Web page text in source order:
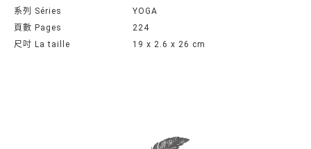
系列 Séries
YOGA
頁數 Pages
224
尺吋 La taille
19 x 2.6 x 26 cm